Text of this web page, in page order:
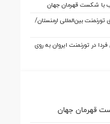
با شکست قهرمان جهان
بین‌المللی ارمنستان/
در تورنمنت ایروان به روی
قهرمان جهان